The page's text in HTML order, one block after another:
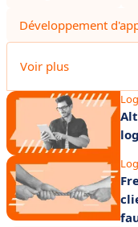
Développement
Voir plus